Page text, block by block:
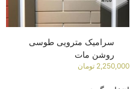
سرامیک مترویی طوسی
روشن مات
2,250,000 تومان